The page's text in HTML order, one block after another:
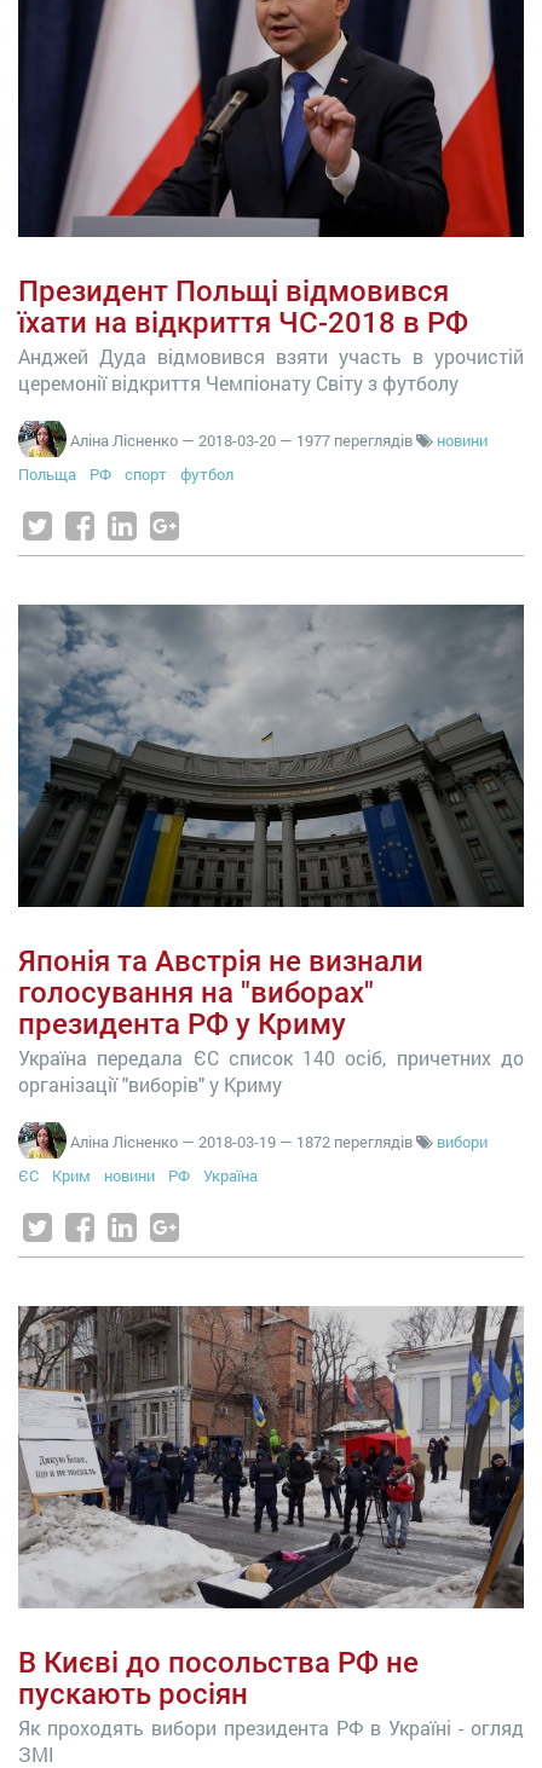
Президент Польщі відмовився
їхати на відкриття ЧС-2018 в РФ
Анджей Дуда відмовився взяти участь в урочистій
церемонії відкриття Чемпіонату Світу з футболу
Аліна Лісненко — 2018-03-20 — 1977 переглядів
новини
Польща
РФ спорт футбол
Японія та Австрія не визнали
голосування на "виборах"
президента РФ у Криму
Україна передала ЄС список 140 осіб, причетних до
організації "виборів" у Криму
Аліна Лісненко — 2018-03-19 — 1872 переглядів
вибори
ЄС
Крим новини РФ Україна
В Києві до посольства РФ не
пускають росіян
Як проходять вибори президента РФ в Україні - огляд
ЗМІ